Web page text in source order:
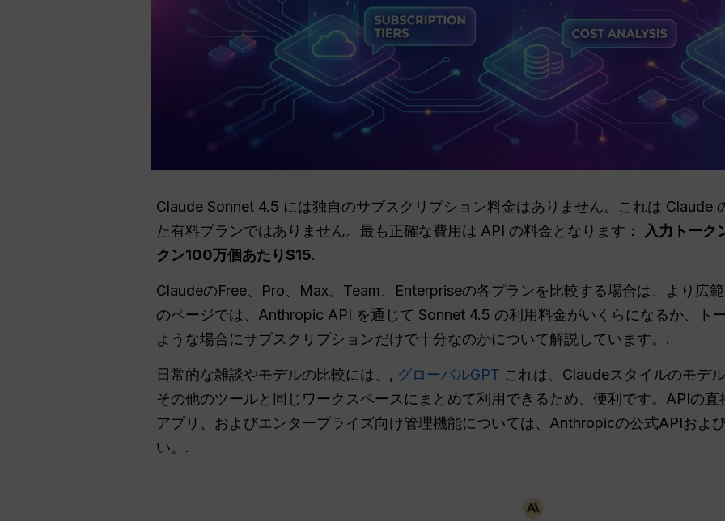
Claude Sonnet 4.5 には独自のサブスクリプション料金はありません。これは Claude
た有料プランではありません。最も正確な費用は API の料金となります：
入力トーク
クン100万個あたり$15.
ClaudeのFree、Pro、Max、Team、Enterpriseの各プランを比較する場合は、より広
のページでは、Anthropic API を通じて Sonnet 4.5 の利用料金がいくらになるか、ト
ような場合にサブスクリプションだけで十分なのかについて解説しています。.
日常的な雑談やモデルの比較には、, グローバルGPT これは、Claudeスタイルのモデ
その他のツールと同じワークスペースにまとめて利用できるため、便利です。APIの
アプリ、およびエンタープライズ向け管理機能については、Anthropicの公式APIおよ
い。.